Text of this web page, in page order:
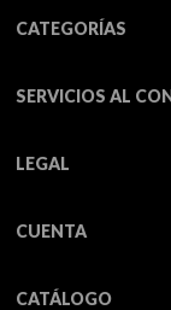
CATEGORÍAS
SERVICIOS AL
LEGAL
CUENTA
CATÁLOGO